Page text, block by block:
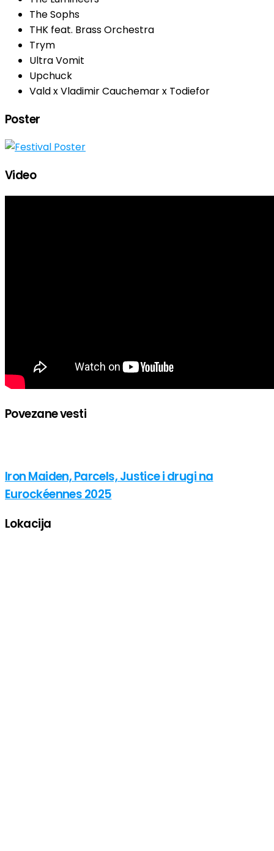
The Sophs
THK feat. Brass Orchestra
Trym
Ultra Vomit
Upchuck
Vald x Vladimir Cauchemar x Todiefor
Poster
Video
Povezane vesti
Iron Maiden, Parcels, Justice i drugi na
Eurockéennes 2025
Lokacija